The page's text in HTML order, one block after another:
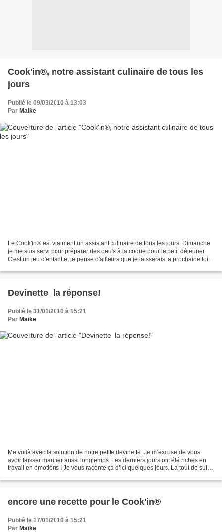
Cook'in®, notre assistant culinaire de tous les
jours
Publié le 09/03/2010 à 13:03
Par Maike
Le Cook'in® est vraiment un assistant culinaire de tous les jours. Dimanche
je me suis servi pour préparer des oeufs à la coque pour le petit déjeuner.
C'est un jeu d'enfant et je pense d'ailleurs que je laisserais la prochaine fois
Devinette_la réponse!
Publié le 31/01/2010 à 15:21
Par Maike
Me voilà avec la solution de notre petite devinette. Je m’excuse de vous
avoir laisser mariner aussi longtemps. Les derniers jours ont été riches en
travail en émotions ! Je vous raconte ça d’ici quelques jours. La tout de suite
encore une recette pour le Cook'in®
Publié le 17/01/2010 à 15:21
Par Maike